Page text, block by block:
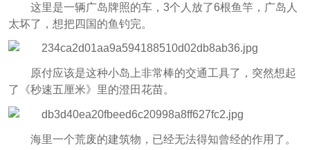
这里是一辆广岛牌照的车，3个人放了6根鱼竿，广岛人
太坏了，想把四国的鱼钓完。
原付应该是这种小岛上非常棒的交通工具了，突然想起
了《秒速五厘米》里的澄田花苗。
海里一个荒废的建筑物，已经无法得知曾经的作用了。